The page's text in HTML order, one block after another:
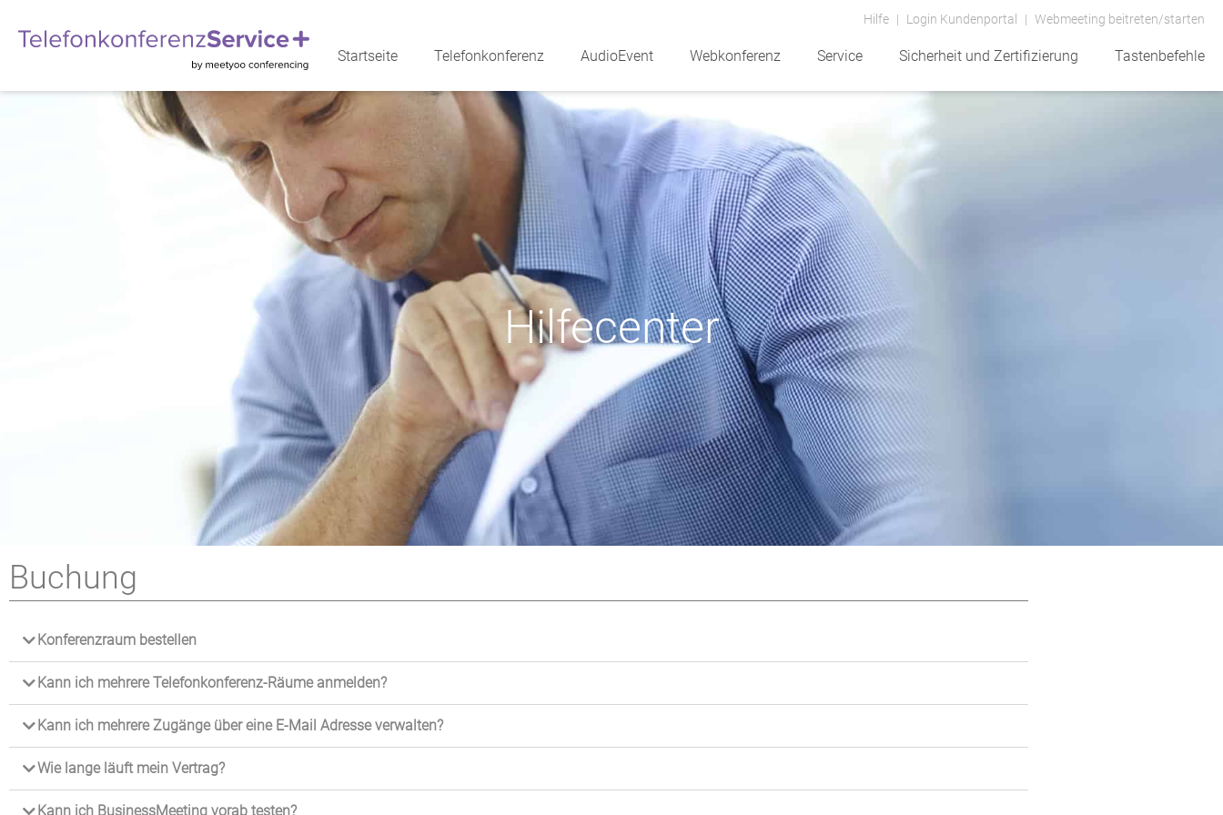
Hilfe Login Kundenportal Webmeeting beitreten/starten
Startseite Telefonkonferenz AudioEvent Webkonferenz Service Sicherheit und Zertifizierung Tastenbefehle
Hilfecenter
Buchung
Konferenzraum bestellen
Kann ich mehrere Telefonkonferenz-Räume anmelden?
Kann ich mehrere Zugänge über eine E-Mail Adresse verwalten?
Wie lange läuft mein Vertrag?
Kann ich BusinessMeeting vorab testen?